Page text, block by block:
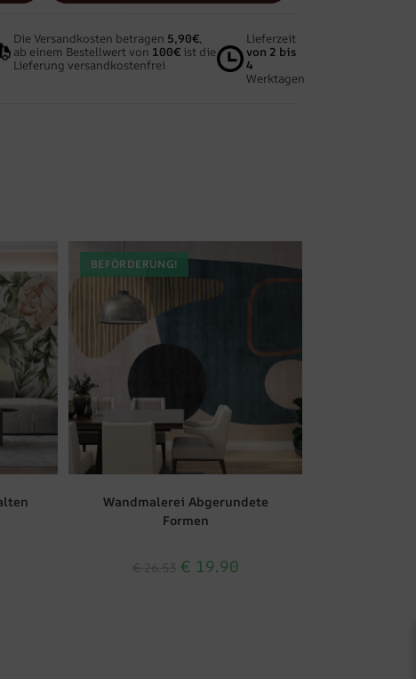
Die Versandkosten betragen 5,90€,
ab einem Bestellwert von 100€ ist die
Lieferung versandkostenfrei
Lieferzeit
von 2 bis
4
Werktagen
BEFÖRDERUNG!
Wandmalerei Abgerundete
Formen
€ 19.90